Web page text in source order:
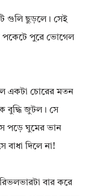
গুলি ছুড়লে। সেই
পকেটে পুরে ভোগেল
একটা চোরের মতন
বুদ্ধি জুটল। সে
পড়ে ঘুমের ভান
দিলে না!
বার করে